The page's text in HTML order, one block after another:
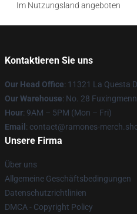
Im Nutzungsland angeboten
Kontaktieren Sie uns
Our Head Office: 11321 La Questa
Our Warehouse: No. 28
Hour: 9AM – 5PM (Mon – Fri)
Email : contact@ramones-
Unsere Firma
Über uns
Allgemeine Geschäftsbedingungen
Datenschutzrichtlinien
DMCA - Copyright Policy